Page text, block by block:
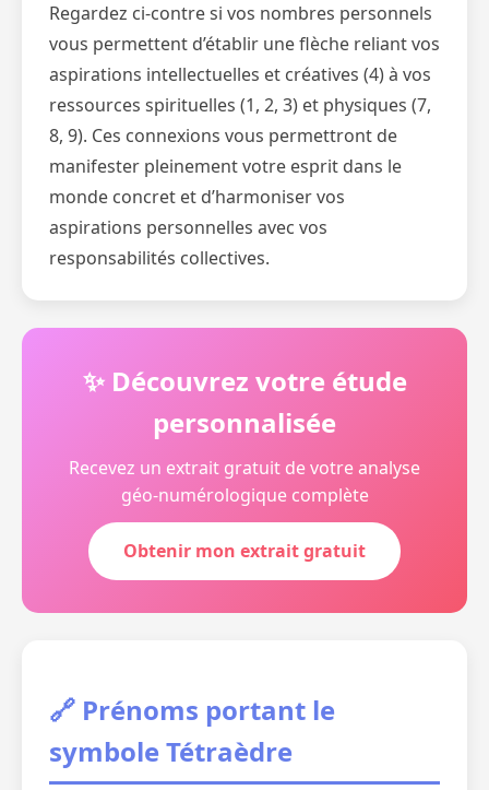
Regardez ci-contre si vos nombres personnels
vous permettent d’établir une flèche reliant vos
aspirations intellectuelles et créatives (4) à vos
ressources spirituelles (1, 2, 3) et physiques (7,
8, 9). Ces connexions vous permettront de
manifester pleinement votre esprit dans le
monde concret et d’harmoniser vos
aspirations personnelles avec vos
responsabilités collectives.
✨ Découvrez votre étude
personnalisée
Recevez un extrait gratuit de votre analyse
géo-numérologique complète
Obtenir mon extrait gratuit
🔗 Prénoms portant le
symbole Tétraèdre